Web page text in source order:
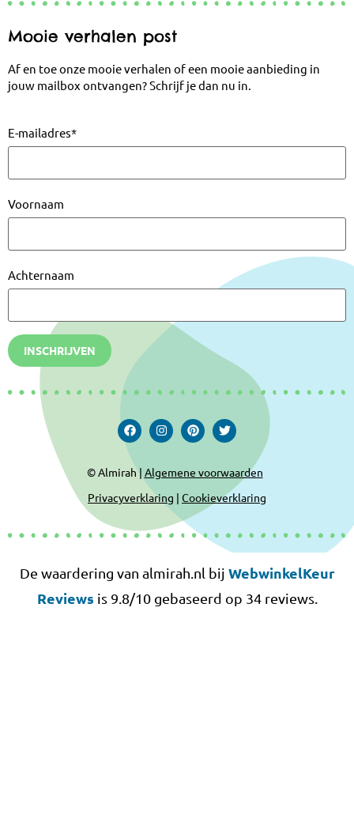
Mooie verhalen post
Af en toe onze mooie verhalen of een mooie aanbieding in
jouw mailbox ontvangen? Schrijf je dan nu in.
E-mailadres*
Voornaam
Achternaam
INSCHRIJVEN
© Almirah | Algemene voorwaarden
Privacyverklaring | Cookieverklaring
De waardering van almirah.nl bij WebwinkelKeur
Reviews is 9.8/10 gebaseerd op 34 reviews.